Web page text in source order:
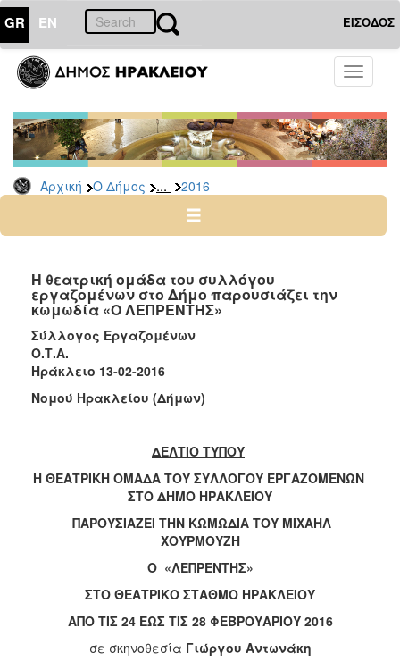
GR EN ΕΙΣΟΔΟΣ
Toggle
Αρχική Ο Δήμος ... 2016
ΔΗΜΟΣ
Δελτία
Τύπου
Αρχείο
2026
2024
2022
2021
2020
2019
2018
2015
2010
2006
Η θεατρική ομάδα του συλλόγου
εργαζομένων στο Δήμο παρουσιάζει την
κωμωδία «Ο ΛΕΠΡΕΝΤΗΣ»
Σύλλογος Εργαζομένων
Ο.Τ.Α.
Ηράκλειο 13-02-2016
Νομού Ηρακλείου (Δήμων)
ΔΕΛΤΙΟ ΤΥΠΟΥ
Η ΘΕΑΤΡΙΚΗ ΟΜΑΔΑ ΤΟΥ ΣΥΛΛΟΓΟΥ ΕΡΓΑΖΟΜΕΝΩΝ
ΣΤΟ ΔΗΜΟ ΗΡΑΚΛΕΙΟΥ
ΠΑΡΟΥΣΙΑΖΕΙ ΤΗΝ ΚΩΜΩΔΙΑ ΤΟΥ ΜΙΧΑΗΛ
ΧΟΥΡΜΟΥΖΗ
Ο «ΛΕΠΡΕΝΤΗΣ»
ΣΤΟ ΘΕΑΤΡΙΚΟ ΣΤΑΘΜΟ ΗΡΑΚΛΕΙΟΥ
ΑΠΟ ΤΙΣ 24 ΕΩΣ ΤΙΣ 28 ΦΕΒΡΟΥΑΡΙΟΥ 2016
σε σκηνοθεσία Γιώργου Αντωνάκη